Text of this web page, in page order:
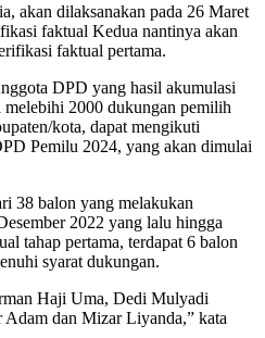
akan dilaksanakan pada 26 Maret
faktual Kedua nantinya akan
faktual pertama.
DPD yang hasil akumulasi
2000 dukungan pemilih
kota, dapat mengikuti
Pemilu 2024, yang akan dimulai
38 balon yang melakukan
2022 yang lalu hingga
tahap pertama, terdapat 6 balon
syarat dukungan.
Haji Uma, Dedi Mulyadi
dan Mizar Liyanda,” kata